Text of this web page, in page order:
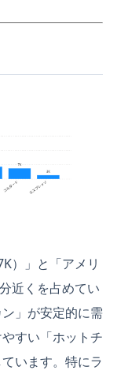
）」と「アメリ
近くを占めてい
」が安定的に需
すい「ホットチ
います。特にラ